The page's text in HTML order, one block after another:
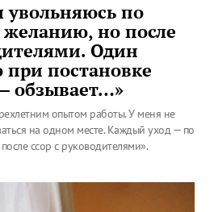
увольняюсь по
желанию, но после
Один
при постановке
обзывает…»
опытом работы. У меня не
на одном месте. Каждый уход — по
ссор с руководителями».